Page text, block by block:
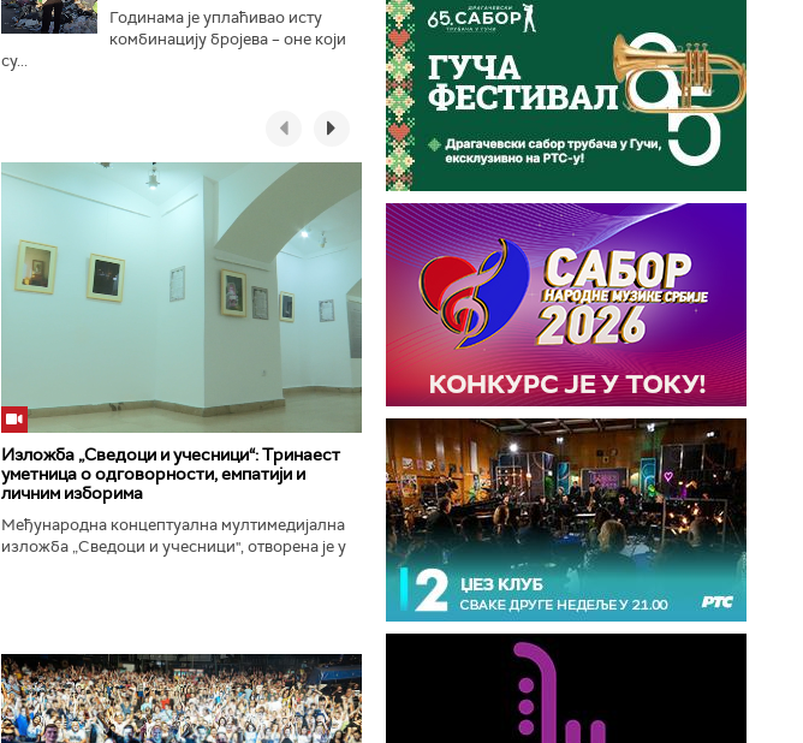
Годинама је уплаћивао исту
комбинацију бројева – оне који
су...
Изложба „Сведоци и учесници“: Тринаест
уметница о одговорности, емпатији и
личним изборима
Међународна концептуална мултимедијална
изложба „Сведоци и учесници", отворена је у